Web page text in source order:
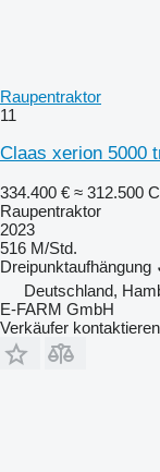
Raupentraktor
11
Claas xerion 5000
334.400 € ≈ 312.500
Raupentraktor
2023
516 M/Std.
Dreipunktaufhängung
Deutschland,
E-FARM GmbH
Verkäufer kontaktieren